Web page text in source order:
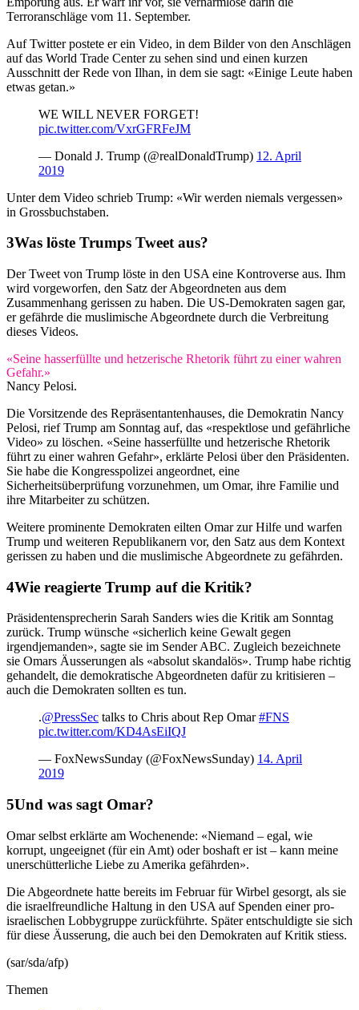
Terroranschläge vom 11. September.
Auf Twitter postete er ein Video, in dem Bilder von den Anschlägen
auf das World Trade Center zu sehen sind und einen kurzen
Ausschnitt der Rede von Ilhan, in dem sie sagt: «Einige Leute haben
etwas getan.»
WE WILL NEVER FORGET!
pic.twitter.com/VxrGFRFeJM
— Donald J. Trump (@realDonaldTrump) 12. April
2019
Unter dem Video schrieb Trump: «Wir werden niemals vergessen»
in Grossbuchstaben.
Was löste Trumps Tweet aus?
Der Tweet von Trump löste in den USA eine Kontroverse aus. Ihm
wird vorgeworfen, den Satz der Abgeordneten aus dem
Zusammenhang gerissen zu haben. Die US-Demokraten sagen gar,
er gefährde die muslimische Abgeordnete durch die Verbreitung
dieses Videos.
«Seine hasserfüllte und hetzerische Rhetorik führt zu einer wahren
Gefahr.»
Nancy Pelosi.
Die Vorsitzende des Repräsentantenhauses, die Demokratin Nancy
Pelosi, rief Trump am Sonntag auf, das «respektlose und gefährliche
Video» zu löschen. «Seine hasserfüllte und hetzerische Rhetorik
führt zu einer wahren Gefahr», erklärte Pelosi über den Präsidenten.
Sie habe die Kongresspolizei angeordnet, eine
Sicherheitsüberprüfung vorzunehmen, um Omar, ihre Familie und
ihre Mitarbeiter zu schützen.
Weitere prominente Demokraten eilten Omar zur Hilfe und warfen
Trump und weiteren Republikanern vor, den Satz aus dem Kontext
gerissen zu haben und die muslimische Abgeordnete zu gefährden.
Wie reagierte Trump auf die Kritik?
Präsidentensprecherin Sarah Sanders wies die Kritik am Sonntag
zurück. Trump wünsche «sicherlich keine Gewalt gegen
irgendjemanden», sagte sie im Sender ABC. Zugleich bezeichnete
sie Omars Äusserungen als «absolut skandalös». Trump habe richtig
gehandelt, die demokratische Abgeordneten dafür zu kritisieren –
auch die Demokraten sollten es tun.
.@PressSec talks to Chris about Rep Omar#FNS
pic.twitter.com/KD4AsEiIQJ
— FoxNewsSunday (@FoxNewsSunday) 14. April
2019
Und was sagt Omar?
Omar selbst erklärte am Wochenende: «Niemand – egal, wie
korrupt, ungeeignet (für ein Amt) oder boshaft er ist – kann meine
unerschütterliche Liebe zu Amerika gefährden».
Die Abgeordnete hatte bereits im Februar für Wirbel gesorgt, als sie
die israelfreundliche Haltung in den USA auf Spenden einer pro-
israelischen Lobbygruppe zurückführte. Später entschuldigte sie sich
für diese Äusserung, die auch bei den Demokraten auf Kritik stiess.
(sar/sda/afp)
Themen